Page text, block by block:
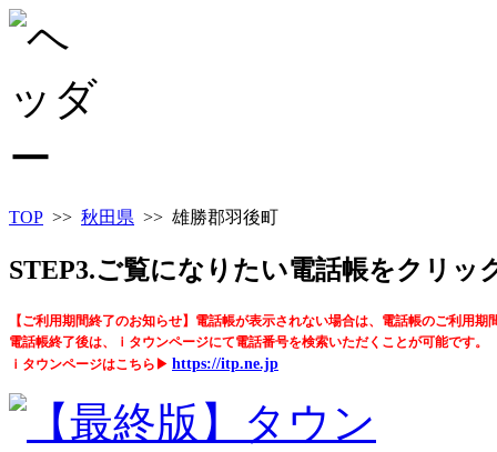
TOP >> 秋田県 >> 雄勝郡羽後町
STEP3.ご覧になりたい電話帳をクリッ
【ご利用期間終了のお知らせ】電話帳が表示されない場合は、電話帳のご利用期
電話帳終了後は、ｉタウンページにて電話番号を検索いただくことが可能です。
ｉタウンページはこちら▶ https://itp.ne.jp